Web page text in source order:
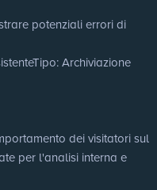
potenziali errori di
Tipo: Archiviazione
dei visitatori sul
per l'analisi interna e